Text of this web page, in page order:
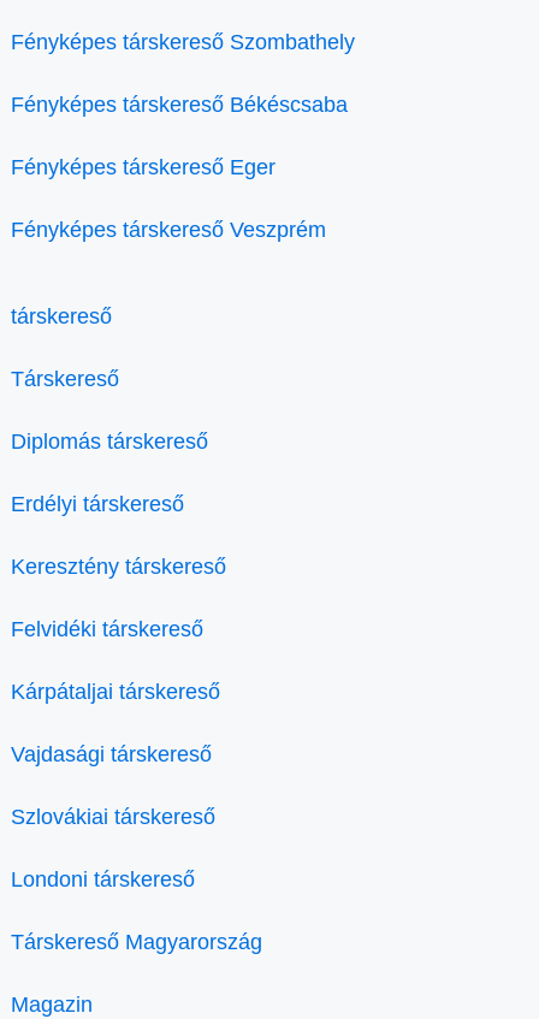
Fényképes társkereső Szombathely
Fényképes társkereső Békéscsaba
Fényképes társkereső Eger
Fényképes társkereső Veszprém
társkereső
Társkereső
Diplomás társkereső
Erdélyi társkereső
Keresztény társkereső
Felvidéki társkereső
Kárpátaljai társkereső
Vajdasági társkereső
Szlovákiai társkereső
Londoni társkereső
Társkereső Magyarország
Magazin